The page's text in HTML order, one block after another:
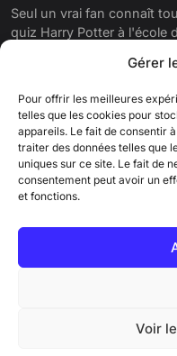
Gérer
Pour offrir les meilleures
telles que les cookies pour
appareils. Le fait de consentir
traiter des données telles que
uniques sur ce site. Le fait de
consentement peut avoir un
et fonctions.
Voir
Seul un vrai fan connaît
quiz Harry Potter à l'école
Charte éditoriale
© 2026
83L rue